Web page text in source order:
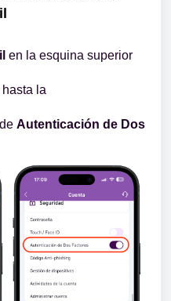
en la esquina superior
la
Autenticación de Dos